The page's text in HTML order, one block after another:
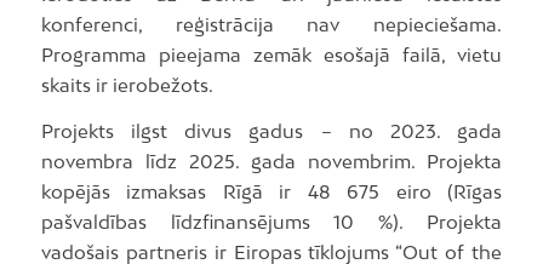
konferenci, reģistrācija nav nepieciešama.
Programma pieejama zemāk esošajā failā, vietu
skaits ir ierobežots.
Projekts ilgst divus gadus – no 2023. gada
novembra līdz 2025. gada novembrim. Projekta
kopējās izmaksas Rīgā ir 48 675 eiro (Rīgas
pašvaldības līdzfinansējums 10 %). Projekta
vadošais partneris ir Eiropas tīklojums “Out of the